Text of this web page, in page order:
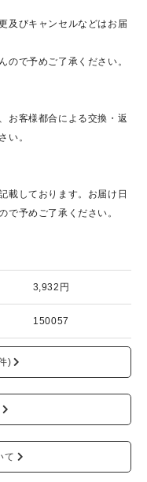
及びキャンセルなどはお届
で予めご了承ください。
お客様都合による交換・返
い。
載しております。お届け日
で予めご了承ください。
3,932円
150057
)
て